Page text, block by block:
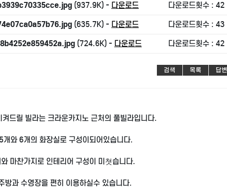
(937.9K) - 다운로드 다운로드횟수 : 42
(635.7K) - 다운로드 다운로드횟수 : 43
(724.6K) - 다운로드 다운로드횟수 : 42
검색 목록 답변
켜드릴 빌라는 크라운카지노 근처의 풀빌라입니다.
개와 6개의 화장실로 구성이되어있습니다.
마찬가지로 인테리어 구성이 미쳣습니다.
방과 수영장을 편히 이용하실수 있습니다.